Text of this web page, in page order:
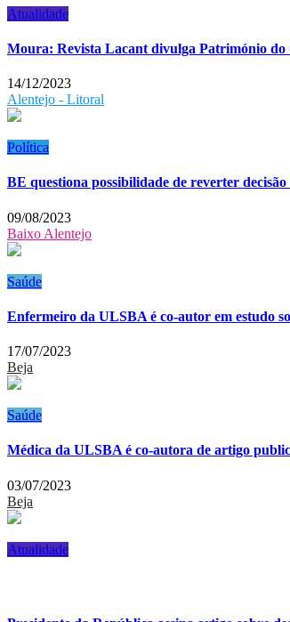
Atualidade
Moura: Revista Lacant divulga Património do
14/12/2023
Alentejo - Litoral
Política
BE questiona possibilidade de reverter decisão
09/08/2023
Baixo Alentejo
Saúde
Enfermeiro da ULSBA é co-autor em estudo
17/07/2023
Beja
Saúde
Médica da ULSBA é co-autora de artigo
03/07/2023
Beja
Atualidade